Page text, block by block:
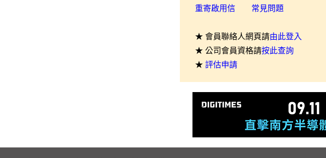
重寄啟用信 常見問題
★ 會員聯絡人網頁請由此登入
★ 公司會員資格請按此查詢
★ 評估申請